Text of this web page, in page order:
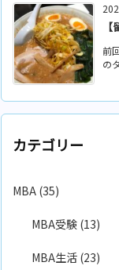
前
の
カテゴリー
MBA (35)
MBA受験 (13)
MBA生活 (23)